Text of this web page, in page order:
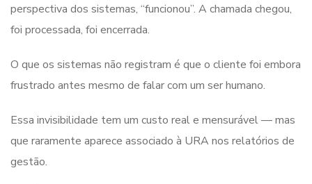
perspectiva dos sistemas, “funcionou”. A chamada chegou,
foi processada, foi encerrada.
O que os sistemas não registram é que o cliente foi embora
frustrado antes mesmo de falar com um ser humano.
Essa invisibilidade tem um custo real e mensurável — mas
que raramente aparece associado à URA nos relatórios de
gestão.